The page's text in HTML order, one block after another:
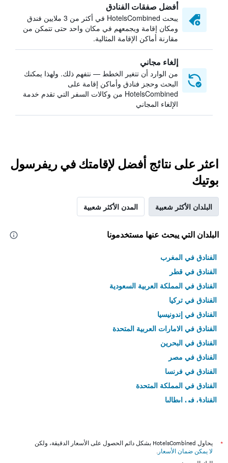
أفضل صفقات الفنادق
يبحث HotelsCombined في أكثر من 3 ملايين فندق
ومكان إقامة ويجمعهم في مكان واحد حتى تتمكن من
مقارنة أماكن الإقامة المثالية.
إلغاء مجاني
من الوارد أن تتغير الخطط — نتفهم ذلك. ولهذا يمكنك
البحث وحجز فنادق وأماكن إقامة على
HotelsCombined من وكالات السفر التي تقدم خدمة
الإلغاء المجاني
اعثر على نتائج أفضل لإقامتك في ريفرسول
بوتيك
البلدان الأكثر شعبية المدن الأكثر شعبية
البلدان التي يبحث عنها مستخدمونا
الفنادق في المغرب
الفنادق في قطر
الفنادق في المملكة العربية السعودية
الفنادق في تركيا
الفنادق في إندونيسيا
الفنادق في الامارات العربية المتحدة
الفنادق في البحرين
الفنادق في مصر
الفنادق في فرنسا
الفنادق في المملكة المتحدة
الفنادق في إيطاليا
*
يحاول HotelsCombined بشكل دائم الحصول على الأسعار الدقيقة، ولكن
لا يمكن ضمان الأسعار .